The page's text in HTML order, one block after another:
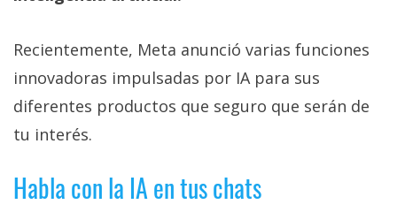
Foros
Contacto
/
Sobre
/
Recientemente, Meta anunció varias funciones
innovadoras impulsadas por IA para sus
diferentes productos que seguro que serán de
tu interés.
Habla con la IA en tus chats